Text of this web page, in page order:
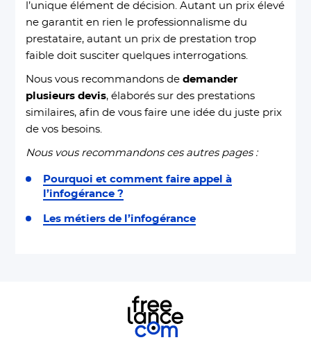
l’unique élément de décision. Autant un prix élevé
ne garantit en rien le professionnalisme du
prestataire, autant un prix de prestation trop
faible doit susciter quelques interrogations.
Nous vous recommandons dedemander
plusieurs devis, élaborés sur des prestations
similaires, afin de vous faire une idée du juste prix
de vos besoins.
Nous vous recommandons ces autres pages :
Pourquoi et comment faire appel à
l’infogérance ?
Les métiers de l’infogérance